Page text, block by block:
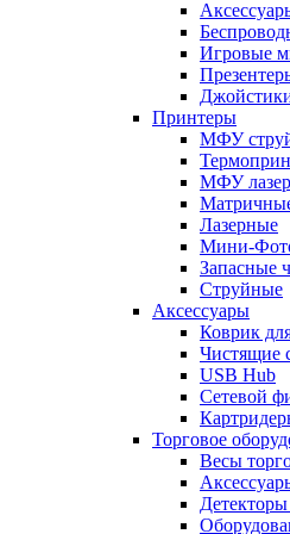
Игровые
Принтеры
МФУ
МФУ
Лазерные
Мини-
Запасные
Струйные
Аксессуары
Коврик
Чистящие
USB Hub
Сетевой
Торговое
Весы